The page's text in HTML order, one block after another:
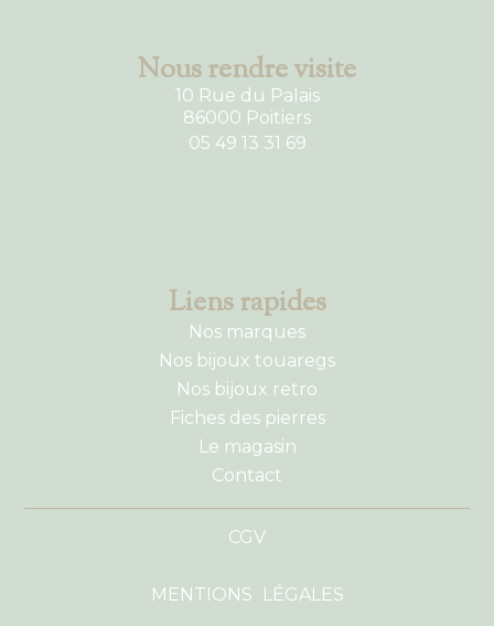
Nous rendre visite
10 Rue du Palais
86000 Poitiers
05 49 13 31 69
Liens rapides
Nos marques
Nos bijoux touaregs
Nos bijoux retro
Fiches des pierres
Le magasin
Contact
CGV
MENTIONS LÉGALES